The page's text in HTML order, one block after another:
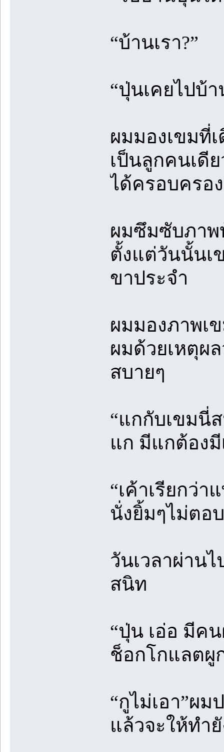
“บ้านเรา?”
“ปุ่นเคยไปบ้
ผมมองเขมที่
เป็นลูกคนเดี
ได้ครอบครอ
ผมซึมซับภาพ
ตั้งแต่วันนั้นเ
ขาประจำ
ผมมองภาพเ
ผมด้วยเหตุผ
สบายๆ
“แกกับเขมนี่
แก มีแกต้อง
“เค้าเรียกว่
นั่งยิ้มๆไม่ตอบ
วันเวลาผ่าน
สนิท
“ปุ่น เอ่อ มีค
ช็อกโกแลตผู
“กูไม่เอา”ผ
แล้วจะให้ทำยั